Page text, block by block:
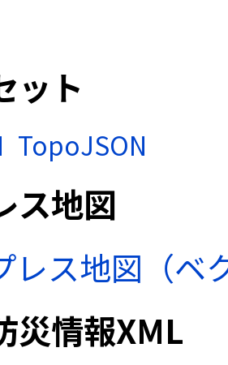
ット
TopoJSON
ス地図
レス地図（ベ
災情報XML